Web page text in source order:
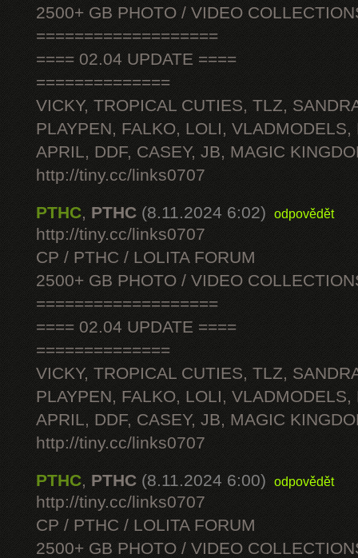
2500+ GB PHOTO / VIDEO
===================
==== 02.04 UPDATE ====
==============
VICKY, TROPICAL CUTIES, TLZ,
PLAYPEN, FALKO, LOLI, VLADMODELS,
APRIL, DDF, CASEY, JB, MAGIC
http://tiny.cc/links0707
PTHC, PTHC (8.11.2024 6:02) odpovědět
http://tiny.cc/links0707
CP / PTHC / LOLITA FORUM
2500+ GB PHOTO / VIDEO
===================
==== 02.04 UPDATE ====
==============
VICKY, TROPICAL CUTIES, TLZ,
PLAYPEN, FALKO, LOLI, VLADMODELS,
APRIL, DDF, CASEY, JB, MAGIC
http://tiny.cc/links0707
PTHC, PTHC (8.11.2024 6:00) odpovědět
http://tiny.cc/links0707
CP / PTHC / LOLITA FORUM
2500+ GB PHOTO / VIDEO